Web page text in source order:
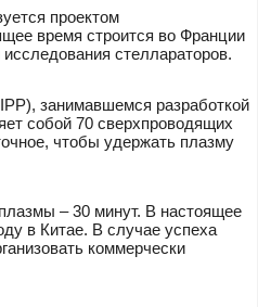
проектом
время строится во Франции
стеллараторов.
занимавшемся разработкой
собой 70 сверхпроводящих
чтобы удержать плазму
– 30 минут. В настоящее
в Китае. В случае успеха
коммерчески